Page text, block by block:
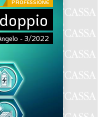
PROFESSIONE
- 3/2022